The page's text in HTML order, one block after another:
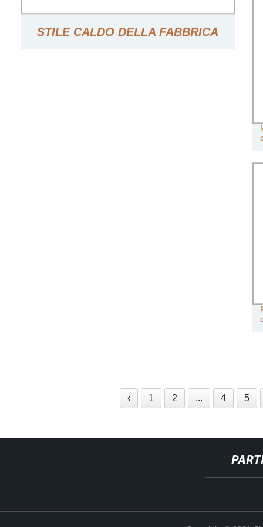
STILE CALDO DELLA FABBRICA
‹ 1 2 ... 4 5